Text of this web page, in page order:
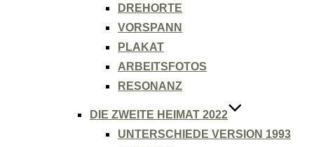
DREHORTE
VORSPANN
PLAKAT
ARBEITSFOTOS
RESONANZ
DIE ZWEITE HEIMAT 2022
UNTERSCHIEDE VERSION 1993